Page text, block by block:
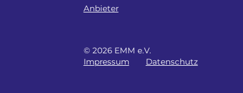
Anbieter
© 2026 EMM e.V.
Impressum
Datenschutz